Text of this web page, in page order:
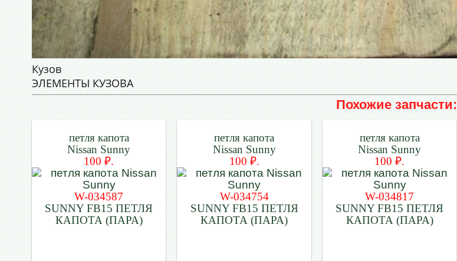
Кузов
ЭЛЕМЕНТЫ КУЗОВА
Похожие запчасти:
петля капота
Nissan Sunny
100 ₽.
W-034587
SUNNY FB15 ПЕТЛЯ
КАПОТА (ПАРА)
петля капота
Nissan Sunny
100 ₽.
W-034754
SUNNY FB15 ПЕТЛЯ
КАПОТА (ПАРА)
петля капота
Nissan Sunny
100 ₽.
W-034817
SUNNY FB15 ПЕТЛЯ
КАПОТА (ПАРА)